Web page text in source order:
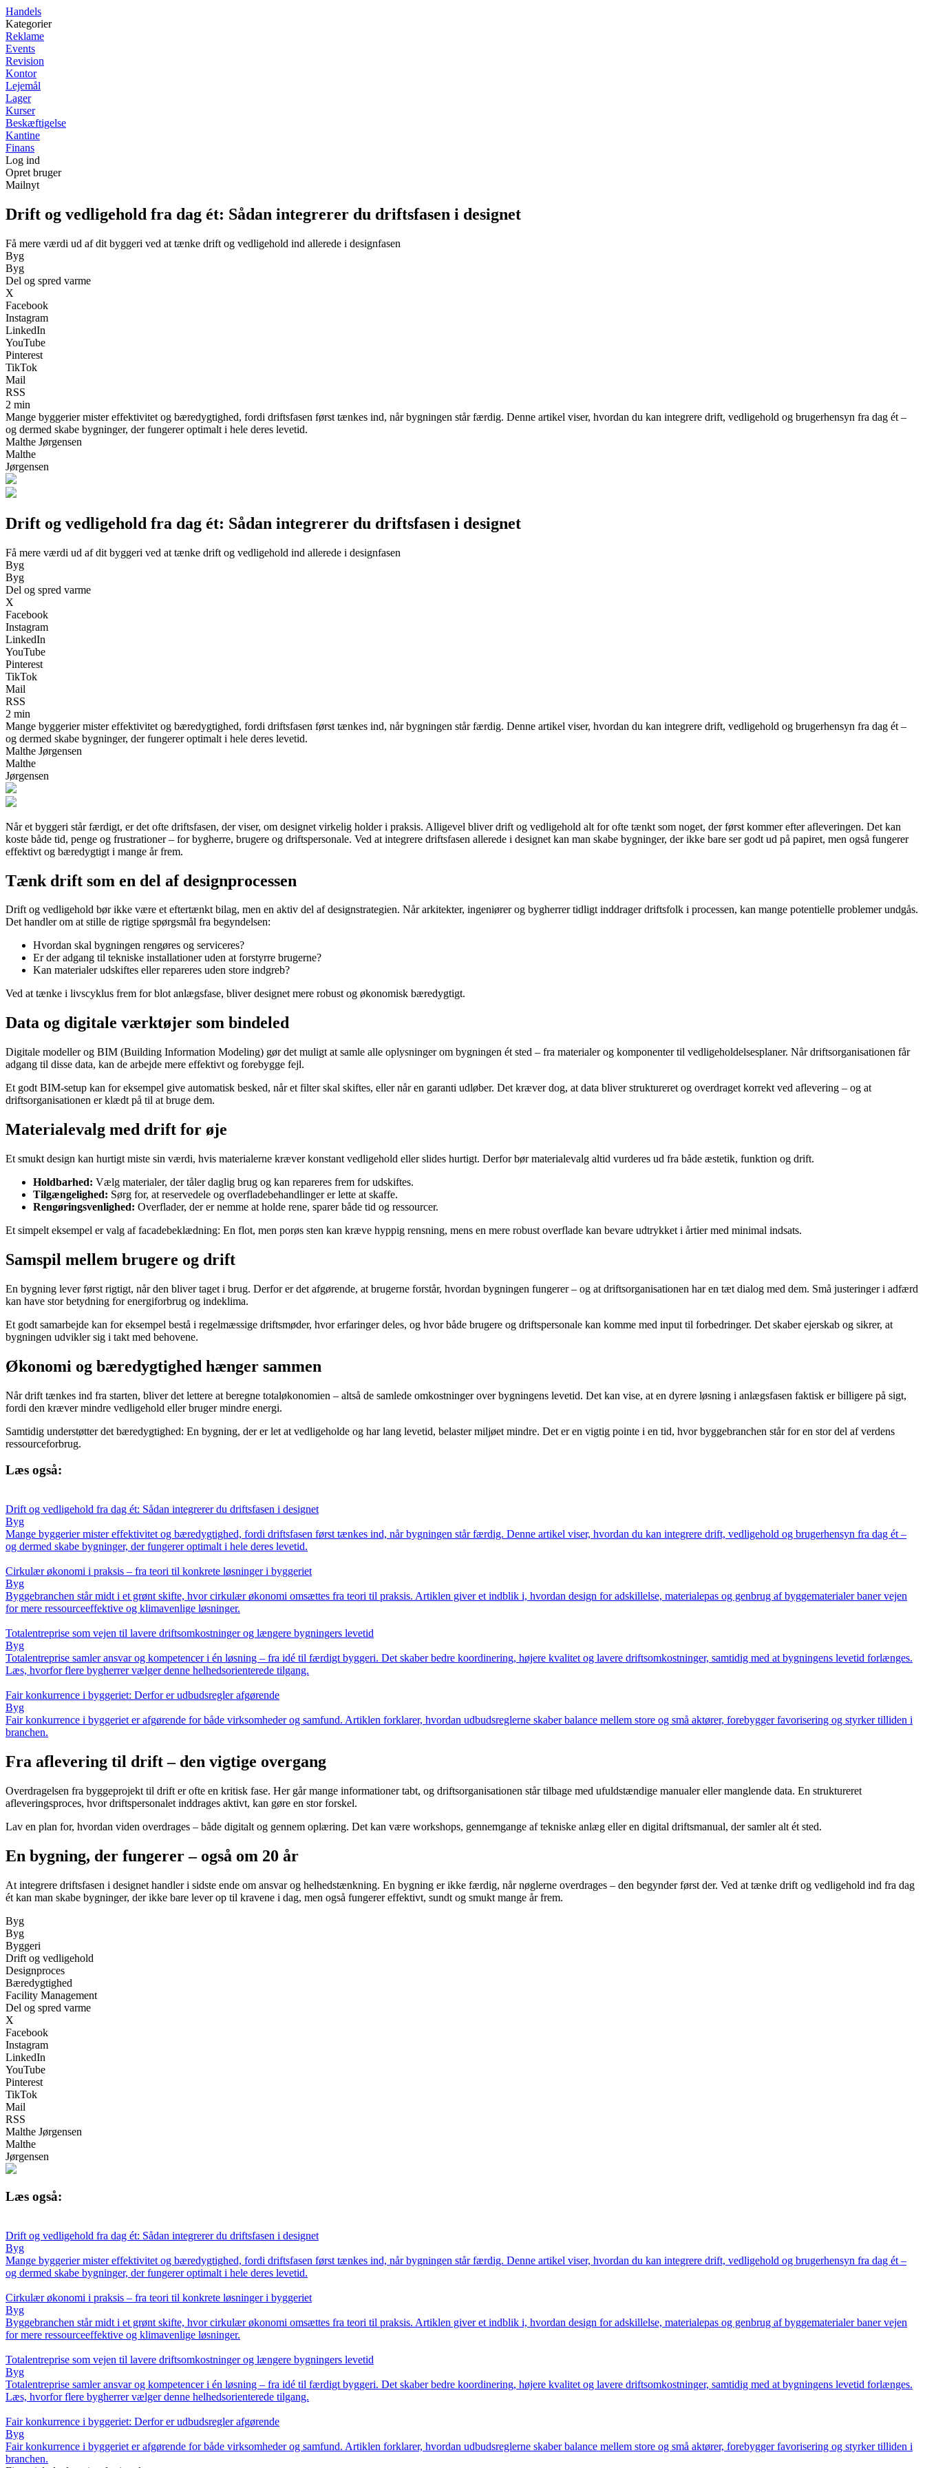
Handels
Kategorier
Reklame
Events
Revision
Kontor
Lejemål
Lager
Kurser
Beskæftigelse
Kantine
Finans
Log ind
Opret bruger
Mailnyt
Drift og vedligehold fra dag ét: Sådan integrerer du driftsfasen i designet
Få mere værdi ud af dit byggeri ved at tænke drift og vedligehold ind allerede i designfasen
Byg
Byg
Del og spred varme
X
Facebook
Instagram
LinkedIn
YouTube
Pinterest
TikTok
Mail
RSS
2 min
Mange byggerier mister effektivitet og bæredygtighed, fordi driftsfasen først tænkes ind, når bygningen står færdig. Denne artikel viser, hvordan du kan integrere drift, vedligehold og brugerhensyn fra dag ét –
og dermed skabe bygninger, der fungerer optimalt i hele deres levetid.
Malthe Jørgensen
Malthe
Jørgensen
Drift og vedligehold fra dag ét: Sådan integrerer du driftsfasen i designet
Få mere værdi ud af dit byggeri ved at tænke drift og vedligehold ind allerede i designfasen
Byg
Byg
Del og spred varme
X
Facebook
Instagram
LinkedIn
YouTube
Pinterest
TikTok
Mail
RSS
2 min
Mange byggerier mister effektivitet og bæredygtighed, fordi driftsfasen først tænkes ind, når bygningen står færdig. Denne artikel viser, hvordan du kan integrere drift, vedligehold og brugerhensyn fra dag ét –
og dermed skabe bygninger, der fungerer optimalt i hele deres levetid.
Malthe Jørgensen
Malthe
Jørgensen
Når et byggeri står færdigt, er det ofte driftsfasen, der viser, om designet virkelig holder i praksis. Alligevel bliver drift og vedligehold alt for ofte tænkt som noget, der først kommer efter afleveringen. Det kan
koste både tid, penge og frustrationer – for bygherre, brugere og driftspersonale. Ved at integrere driftsfasen allerede i designet kan man skabe bygninger, der ikke bare ser godt ud på papiret, men også fungerer
effektivt og bæredygtigt i mange år frem.
Tænk drift som en del af designprocessen
Drift og vedligehold bør ikke være et eftertænkt bilag, men en aktiv del af designstrategien. Når arkitekter, ingeniører og bygherrer tidligt inddrager driftsfolk i processen, kan mange potentielle problemer undgås.
Det handler om at stille de rigtige spørgsmål fra begyndelsen:
Hvordan skal bygningen rengøres og serviceres?
Er der adgang til tekniske installationer uden at forstyrre brugerne?
Kan materialer udskiftes eller repareres uden store indgreb?
Ved at tænke i livscyklus frem for blot anlægsfase, bliver designet mere robust og økonomisk bæredygtigt.
Data og digitale værktøjer som bindeled
Digitale modeller og BIM (Building Information Modeling) gør det muligt at samle alle oplysninger om bygningen ét sted – fra materialer og komponenter til vedligeholdelsesplaner. Når driftsorganisationen får
adgang til disse data, kan de arbejde mere effektivt og forebygge fejl.
Et godt BIM-setup kan for eksempel give automatisk besked, når et filter skal skiftes, eller når en garanti udløber. Det kræver dog, at data bliver struktureret og overdraget korrekt ved aflevering – og at
driftsorganisationen er klædt på til at bruge dem.
Materialevalg med drift for øje
Et smukt design kan hurtigt miste sin værdi, hvis materialerne kræver konstant vedligehold eller slides hurtigt. Derfor bør materialevalg altid vurderes ud fra både æstetik, funktion og drift.
Holdbarhed: Vælg materialer, der tåler daglig brug og kan repareres frem for udskiftes.
Tilgængelighed: Sørg for, at reservedele og overfladebehandlinger er lette at skaffe.
Rengøringsvenlighed: Overflader, der er nemme at holde rene, sparer både tid og ressourcer.
Et simpelt eksempel er valg af facadebeklædning: En flot, men porøs sten kan kræve hyppig rensning, mens en mere robust overflade kan bevare udtrykket i årtier med minimal indsats.
Samspil mellem brugere og drift
En bygning lever først rigtigt, når den bliver taget i brug. Derfor er det afgørende, at brugerne forstår, hvordan bygningen fungerer – og at driftsorganisationen har en tæt dialog med dem. Små justeringer i adfærd
kan have stor betydning for energiforbrug og indeklima.
Et godt samarbejde kan for eksempel bestå i regelmæssige driftsmøder, hvor erfaringer deles, og hvor både brugere og driftspersonale kan komme med input til forbedringer. Det skaber ejerskab og sikrer, at
bygningen udvikler sig i takt med behovene.
Økonomi og bæredygtighed hænger sammen
Når drift tænkes ind fra starten, bliver det lettere at beregne totaløkonomien – altså de samlede omkostninger over bygningens levetid. Det kan vise, at en dyrere løsning i anlægsfasen faktisk er billigere på sigt,
fordi den kræver mindre vedligehold eller bruger mindre energi.
Samtidig understøtter det bæredygtighed: En bygning, der er let at vedligeholde og har lang levetid, belaster miljøet mindre. Det er en vigtig pointe i en tid, hvor byggebranchen står for en stor del af verdens
ressourceforbrug.
Læs også:
Drift og vedligehold fra dag ét: Sådan integrerer du driftsfasen i designet
Byg
Mange byggerier mister effektivitet og bæredygtighed, fordi driftsfasen først tænkes ind, når bygningen står færdig. Denne artikel viser, hvordan du kan integrere drift, vedligehold og brugerhensyn fra dag ét –
og dermed skabe bygninger, der fungerer optimalt i hele deres levetid.
Cirkulær økonomi i praksis – fra teori til konkrete løsninger i byggeriet
Byg
Byggebranchen står midt i et grønt skifte, hvor cirkulær økonomi omsættes fra teori til praksis. Artiklen giver et indblik i, hvordan design for adskillelse, materialepas og genbrug af byggematerialer baner vejen
for mere ressourceeffektive og klimavenlige løsninger.
Totalentreprise som vejen til lavere driftsomkostninger og længere bygningers levetid
Byg
Totalentreprise samler ansvar og kompetencer i én løsning – fra idé til færdigt byggeri. Det skaber bedre koordinering, højere kvalitet og lavere driftsomkostninger, samtidig med at bygningens levetid forlænges.
Læs, hvorfor flere bygherrer vælger denne helhedsorienterede tilgang.
Fair konkurrence i byggeriet: Derfor er udbudsregler afgørende
Byg
Fair konkurrence i byggeriet er afgørende for både virksomheder og samfund. Artiklen forklarer, hvordan udbudsreglerne skaber balance mellem store og små aktører, forebygger favorisering og styrker tilliden i
branchen.
Fra aflevering til drift – den vigtige overgang
Overdragelsen fra byggeprojekt til drift er ofte en kritisk fase. Her går mange informationer tabt, og driftsorganisationen står tilbage med ufuldstændige manualer eller manglende data. En struktureret
afleveringsproces, hvor driftspersonalet inddrages aktivt, kan gøre en stor forskel.
Lav en plan for, hvordan viden overdrages – både digitalt og gennem oplæring. Det kan være workshops, gennemgange af tekniske anlæg eller en digital driftsmanual, der samler alt ét sted.
En bygning, der fungerer – også om 20 år
At integrere driftsfasen i designet handler i sidste ende om ansvar og helhedstænkning. En bygning er ikke færdig, når nøglerne overdrages – den begynder først der. Ved at tænke drift og vedligehold ind fra dag
ét kan man skabe bygninger, der ikke bare lever op til kravene i dag, men også fungerer effektivt, sundt og smukt mange år frem.
Byg
Byg
Byggeri
Drift og vedligehold
Designproces
Bæredygtighed
Facility Management
Del og spred varme
X
Facebook
Instagram
LinkedIn
YouTube
Pinterest
TikTok
Mail
RSS
Malthe Jørgensen
Malthe
Jørgensen
Læs også:
Drift og vedligehold fra dag ét: Sådan integrerer du driftsfasen i designet
Byg
Mange byggerier mister effektivitet og bæredygtighed, fordi driftsfasen først tænkes ind, når bygningen står færdig. Denne artikel viser, hvordan du kan integrere drift, vedligehold og brugerhensyn fra dag ét –
og dermed skabe bygninger, der fungerer optimalt i hele deres levetid.
Cirkulær økonomi i praksis – fra teori til konkrete løsninger i byggeriet
Byg
Byggebranchen står midt i et grønt skifte, hvor cirkulær økonomi omsættes fra teori til praksis. Artiklen giver et indblik i, hvordan design for adskillelse, materialepas og genbrug af byggematerialer baner vejen
for mere ressourceeffektive og klimavenlige løsninger.
Totalentreprise som vejen til lavere driftsomkostninger og længere bygningers levetid
Byg
Totalentreprise samler ansvar og kompetencer i én løsning – fra idé til færdigt byggeri. Det skaber bedre koordinering, højere kvalitet og lavere driftsomkostninger, samtidig med at bygningens levetid forlænges.
Læs, hvorfor flere bygherrer vælger denne helhedsorienterede tilgang.
Fair konkurrence i byggeriet: Derfor er udbudsregler afgørende
Byg
Fair konkurrence i byggeriet er afgørende for både virksomheder og samfund. Artiklen forklarer, hvordan udbudsreglerne skaber balance mellem store og små aktører, forebygger favorisering og styrker tilliden i
branchen.